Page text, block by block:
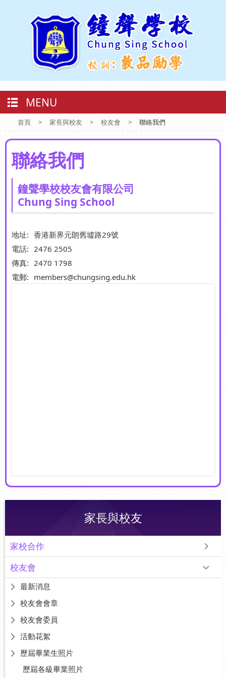
MENU
首頁 > 家長與校友 > 校友會 > 聯絡我們
聯絡我們
鐘聲學校校友會有限公司
Chung Sing School
地址: 香港新界元朗舊墟路29號
電話: 2476 2505
傳真: 2470 1798
電郵: members@chungsing.edu.hk
家長與校友
家校合作
校友會
最新消息
校友會會章
校友會委員
活動花絮
歷屆畢業生照片
歷屆各級畢業照片